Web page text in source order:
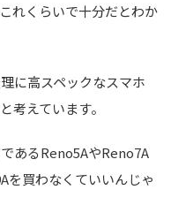
れくらいで十分だとわか
に高スペックなスマホ
考えています。
あるReno5AやReno7A
を買わなくていいんじゃ